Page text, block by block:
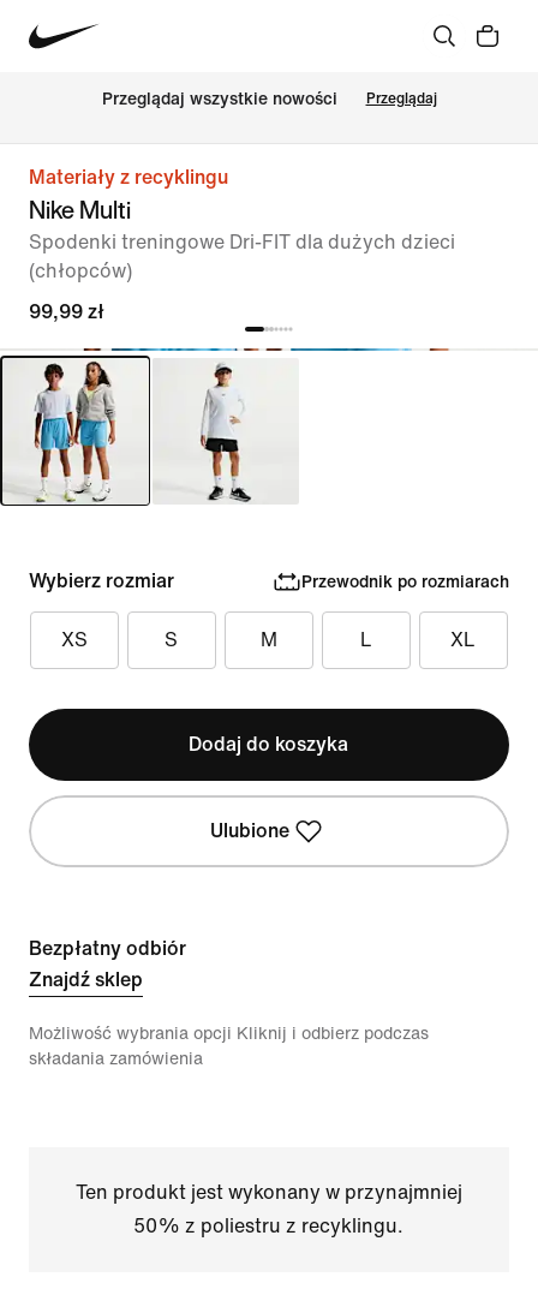
Przeglądaj wszystkie nowości Przeglądaj
Materiały z recyklingu
Nike Multi
Spodenki treningowe Dri-FIT dla dużych dzieci
(chłopców)
99,99 zł
Wybierz rozmiar Przewodnik po rozmiarach
XS S M L XL
Dodaj do koszyka
Ulubione
Bezpłatny odbiór
Znajdź sklep
Możliwość wybrania opcji Kliknij i odbierz podczas
składania zamówienia
Ten produkt jest wykonany w przynajmniej
50% z poliestru z recyklingu.